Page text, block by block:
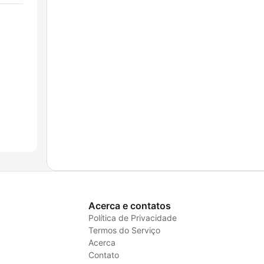
Acerca e contatos
Política de Privacidade
Termos do Serviço
Acerca
Contato